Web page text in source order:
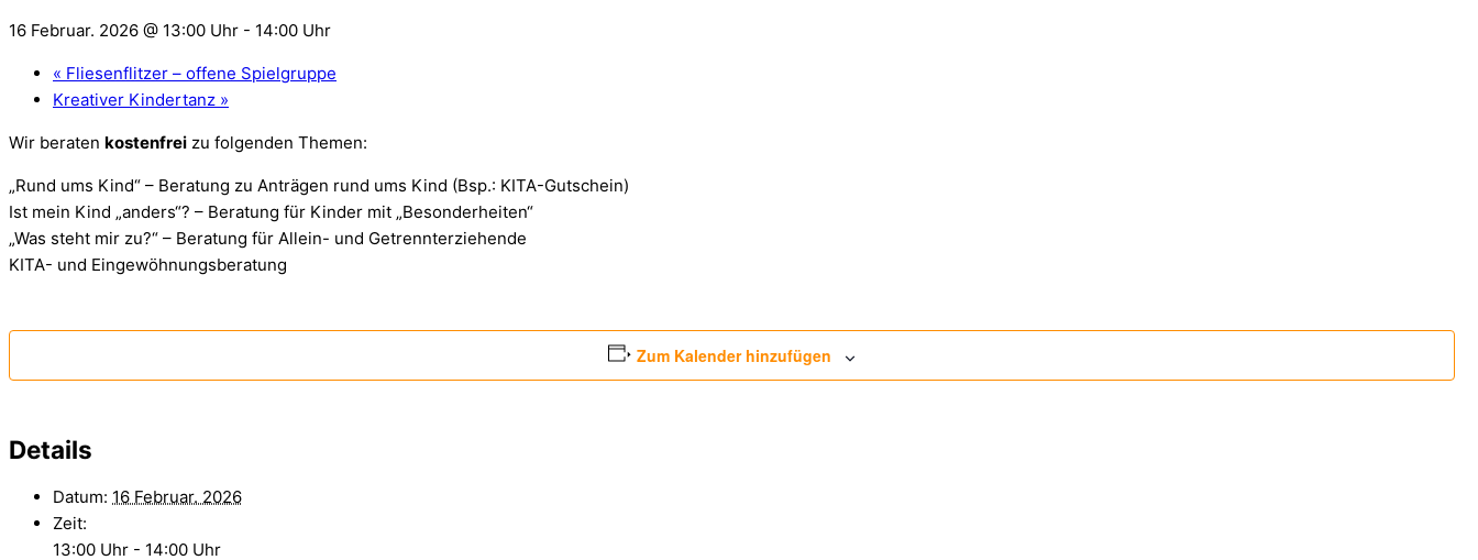
16 Februar. 2026 @ 13:00 Uhr - 14:00 Uhr
« Fliesenflitzer – offene Spielgruppe
Kreativer Kindertanz »
Wir beraten kostenfrei zu folgenden Themen:
„Rund ums Kind“ – Beratung zu Anträgen rund ums Kind (Bsp.: KITA-Gutschein)
Ist mein Kind „anders“? – Beratung für Kinder mit „Besonderheiten“
„Was steht mir zu?“ – Beratung für Allein- und Getrennterziehende
KITA- und Eingewöhnungsberatung
Zum Kalender hinzufügen
Details
Datum: 16 Februar. 2026
Zeit:
13:00 Uhr - 14:00 Uhr